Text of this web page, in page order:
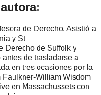
de Derecho. Asistió a
y St
Derecho de Suffolk y
de trasladarse a
en tres ocasiones por la
Faulkner-William Wisdom
en Massachussets con